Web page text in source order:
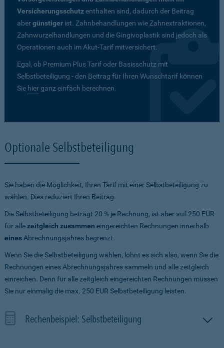
Versicherungsschutzenthalten sind, dadurch der Beitrag
abergünstiger ist. Zahnbehandlungen wie Zahnextraktionen,
Zahnwurzelhandlungen und die Gingivoplastik sind jedoch als
Operationen auch im Akut-Tarif mitversichert.
Egal, ob Premium Plus Tarif oder Basisschutz mit
Selbstbeteiligung - den Beitrag für Ihren Wunschtarif können
Sie hierganz einfach berechnen.
Optionale Selbstbeteiligung
Sie haben die Möglichkeit, Ihren Tarif mit einer Selbstbeteiligung zu
wählen. Dies reduziert Ihren Beitrag.
Die Selbstbeteiligung beträgt 20 % je Rechnung, ist aber auf 250 EUR
für allezeitgleich zusammen eingereichten Rechnungen innerhalb
eines Abrechnungsjahres begrenzt.
Wenn Sie die Selbstbeteiligung wählen, lohnt es sich also, wenn Sie die
Rechnungen eines Abrechnungsjahres sammeln und alle zeitgleich
einreichen. Denn für alle zeitgleich eingereichten Rechnungen müssen
Sie nur einmalig die max. 250 EUR Selbstbeteiligung leisten.
Rechenbeispiel: Selbstbeteiligung